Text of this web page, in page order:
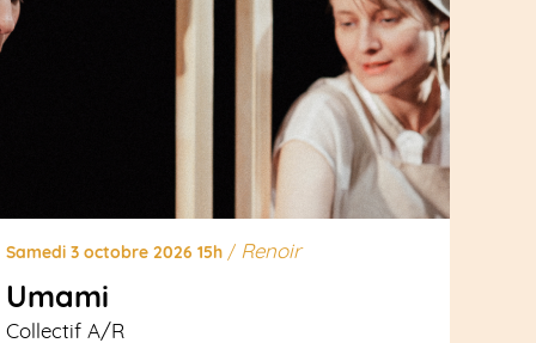
Samedi 3 octobre 2026 15h/ Renoir
Umami
Collectif A/R